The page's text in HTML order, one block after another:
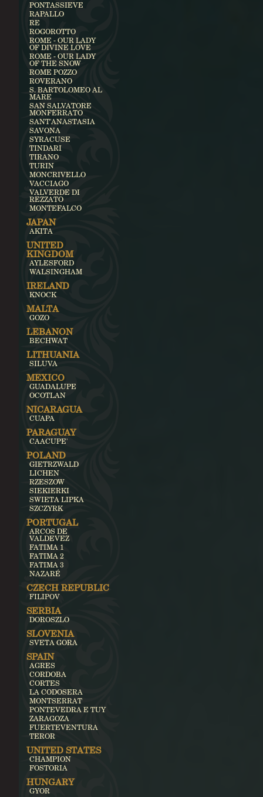
PONTASSIEVE
RAPALLO
RE
ROGOROTTO
ROME - OUR LADY
OF DIVINE LOVE
ROME - OUR LADY
OF THE SNOW
ROME POZZO
ROVERANO
S. BARTOLOMEO AL
MARE
SAN SALVATORE
MONFERRATO
SANT'ANASTASIA
SAVONA
SYRACUSE
TINDARI
TIRANO
TURIN
MONCRIVELLO
VACCIAGO
VALVERDE DI
REZZATO
MONTEFALCO
JAPAN
AKITA
UNITED
KINGDOM
AYLESFORD
WALSINGHAM
IRELAND
KNOCK
MALTA
GOZO
LEBANON
BECHWAT
LITHUANIA
SILUVA
MEXICO
GUADALUPE
OCOTLAN
NICARAGUA
CUAPA
PARAGUAY
CAACUPE'
POLAND
GIETRZWALD
LICHEN
RZESZOW
SIEKIERKI
SWIETA LIPKA
SZCZYRK
PORTUGAL
ARCOS DE
VALDEVEZ
FATIMA 1
FATIMA 2
FATIMA 3
NAZARÉ
CZECH REPUBLIC
FILIPOV
SERBIA
DOROSZLO
SLOVENIA
SVETA GORA
SPAIN
AGRES
CORDOBA
CORTES
LA CODOSERA
MONTSERRAT
PONTEVEDRA E TUY
ZARAGOZA
FUERTEVENTURA
TEROR
UNITED STATES
CHAMPION
FOSTORIA
HUNGARY
GYOR